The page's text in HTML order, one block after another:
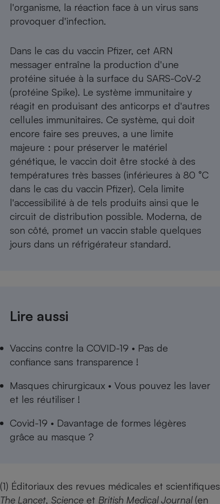
l'organisme, la réaction face à un virus sans
provoquer d'infection.
Dans le cas du vaccin Pfizer, cet ARN
messager entraîne la production d'une
protéine située à la surface du SARS-CoV-2
(protéine Spike). Le système immunitaire y
réagit en produisant des anticorps et d'autres
cellules immunitaires. Ce système, qui doit
encore faire ses preuves, a une limite
majeure : pour préserver le matériel
génétique, le vaccin doit être stocké à des
températures très basses (inférieures à 80 °C
dans le cas du vaccin Pfizer). Cela limite
l'accessibilité à de tels produits ainsi que le
circuit de distribution possible. Moderna, de
son côté, promet un vaccin stable quelques
jours dans un réfrigérateur standard.
Lire aussi
Vaccins contre la COVID-19 • Pas de
confiance sans transparence !
Masques chirurgicaux • Vous pouvez les laver
et les réutiliser !
Covid-19 • Davantage de formes légères
grâce au masque ?
(1) Éditoriaux des revues médicales et scientifiques
The Lancet, Science et British Medical Journal (en